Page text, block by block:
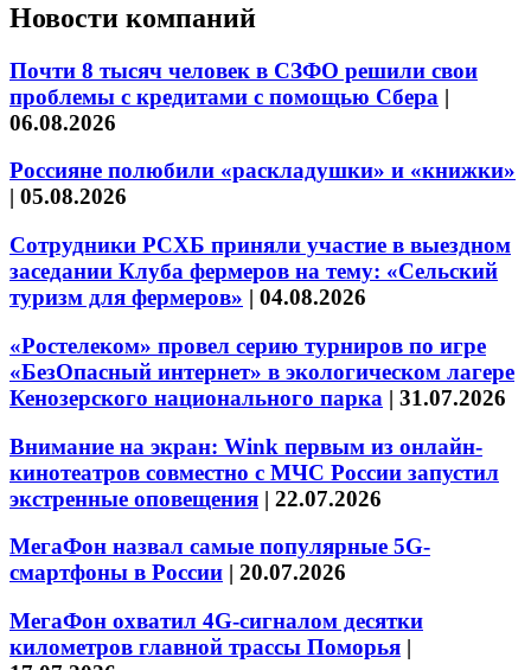
Новости компаний
Почти 8 тысяч человек в СЗФО решили свои
проблемы с кредитами с помощью Сбера |
06.08.2026
Россияне полюбили «раскладушки» и «книжки»
| 05.08.2026
Сотрудники РСХБ приняли участие в выездном
заседании Клуба фермеров на тему: «Сельский
туризм для фермеров» | 04.08.2026
«Ростелеком» провел серию турниров по игре
«БезОпасный интернет» в экологическом лагере
Кенозерского национального парка | 31.07.2026
Внимание на экран: Wink первым из онлайн-
кинотеатров совместно с МЧС России запустил
экстренные оповещения | 22.07.2026
МегаФон назвал самые популярные 5G-
смартфоны в России | 20.07.2026
МегаФон охватил 4G-сигналом десятки
километров главной трассы Поморья |